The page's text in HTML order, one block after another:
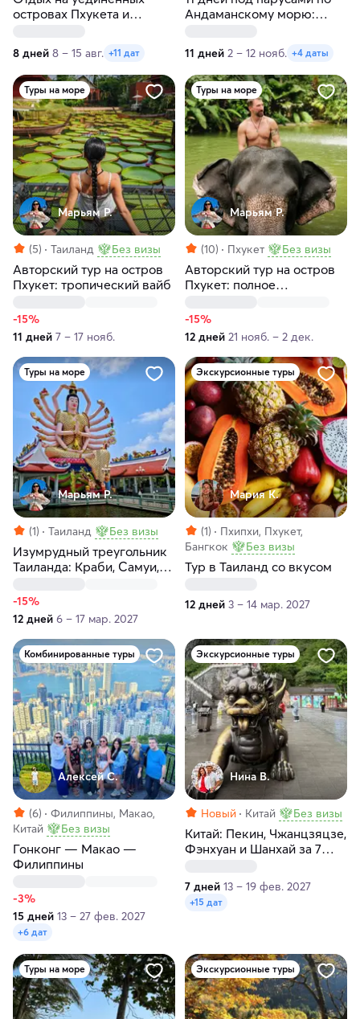
островах Пхукета и
только с моря
8 дней 8 – 15 авг. +11 дат
Андаманскому морю:
11 дней 2 – 12 нояб. +4 даты
Туры на море
Марьям Р.
(5) Таиланд Без визы
Авторский тур на остров
Пхукет: тропический вайб
-15%
11 дней 7 – 17 нояб.
Туры на море
Марьям Р.
(10) Пхукет Без визы
Авторский тур на остров
Пхукет: полное
-15%
12 дней 21 нояб. – 2 дек.
Туры на море
Марьям Р.
(1) Таиланд Без визы
Изумрудный треугольник
Таиланда: Краби, Самуи,
-15%
12 дней 6 – 17 мар. 2027
Экскурсионные туры
Мария К.
(1)
Пхипхи, Пхукет,
Бангкок
Без визы
Тур в Таиланд со вкусом
12 дней 3 – 14 мар. 2027
Комбинированные туры
Алексей С.
(6)
Филиппины, Макао,
Китай
Без визы
Гонконг — Макао —
Филиппины
-3%
15 дней 13 – 27 фев. 2027
+6 дат
Экскурсионные туры
Нина В.
Новый Китай Без визы
Китай: Пекин, Чжанцзяцзе,
Фэнхуан и Шанхай за 7
7 дней 13 – 19 фев. 2027
+15 дат
Туры на море Экскурсионные туры